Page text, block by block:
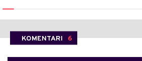
KOMENTARI 6